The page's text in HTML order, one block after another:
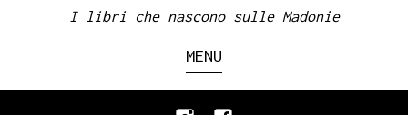
I libri che nascono sulle Madonie
MENU